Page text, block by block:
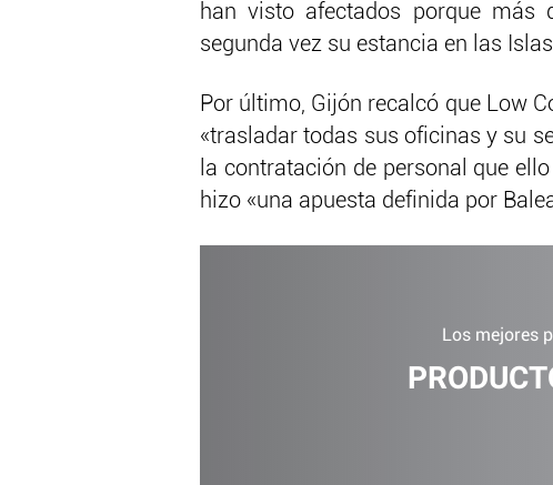
han visto afectados porque más
segunda vez su estancia en las
Por último, Gijón recalcó que Low
«trasladar todas sus oficinas y su
la contratación de personal que
hizo «una apuesta definida por
Los mejores